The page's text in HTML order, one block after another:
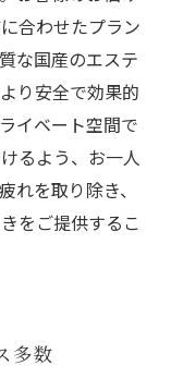
合わせたプラン
な国産のエステ
り安全で効果的
イベート空間で
るよう、お一人
れを取り除き、
をご提供するこ
多数